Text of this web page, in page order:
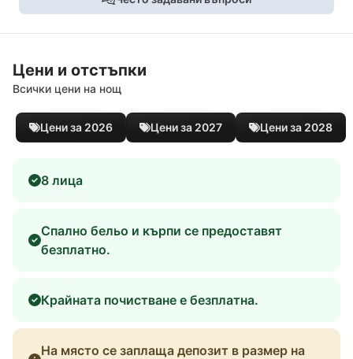
Цени и отстъпки
Всички цени на нощ
Цени за 2026 Цени за 2027 Цени за 2028
8 лица
Спално бельо и кърпи се предоставят
безплатно.
Крайната почистване е безплатна.
На място се заплаща депозит в размер на